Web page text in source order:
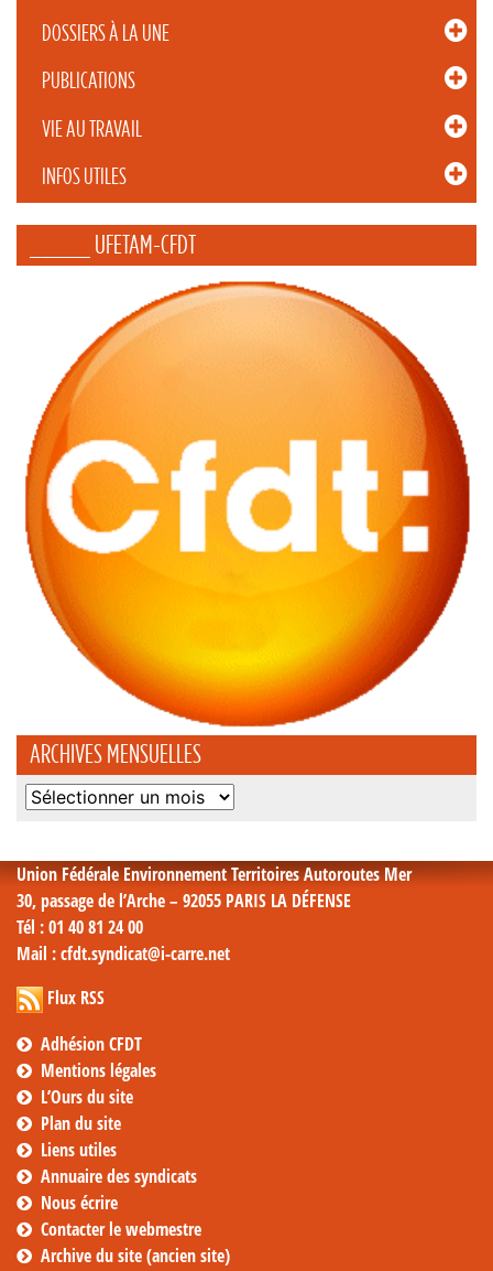
DOSSIERS À LA UNE
PUBLICATIONS
VIE AU TRAVAIL
INFOS UTILES
_____ UFETAM-CFDT
ARCHIVES MENSUELLES
Archives
Union Fédérale Environnement Territoires Autoroutes Mer
30, passage de l’Arche – 92055 PARIS LA DÉFENSE
Tél : 01 40 81 24 00
Mail : cfdt.syndicat@i-carre.net
Flux RSS
Adhésion CFDT
Mentions légales
L’Ours du site
Plan du site
Liens utiles
Annuaire des syndicats
Nous écrire
Contacter le webmestre
Archive du site (ancien site)